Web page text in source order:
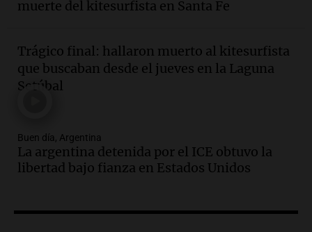
Una mañana para todos
Audio.Mateo, a los 25 años, lucha
contra el tiempo: necesita un trasplante
para poder seguir viviend
Audio.Estiman que la inflación nacional
de julio será menor al 2,9% registrado
en CABA
muerte del kitesurfista en Santa Fe
Trágico final: hallaron muerto al kitesurfista
que buscaban desde el jueves en la Laguna
Setúbal
Buen día, Argentina
La argentina detenida por el ICE obtuvo la
libertad bajo fianza en Estados Unidos